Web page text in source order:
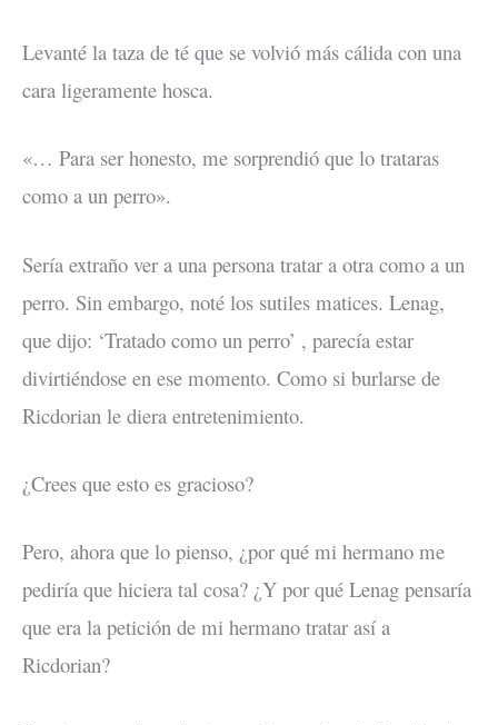
Levanté la taza de té que se volvió más cálida con una
cara ligeramente hosca.
«… Para ser honesto, me sorprendió que lo trataras
como a un perro».
Sería extraño ver a una persona tratar a otra como a un
perro. Sin embargo, noté los sutiles matices. Lenag,
que dijo: ‘Tratado como un perro’ , parecía estar
divirtiéndose en ese momento. Como si burlarse de
Ricdorian le diera entretenimiento.
¿Crees que esto es gracioso?
Pero, ahora que lo pienso, ¿por qué mi hermano me
pediría que hiciera tal cosa? ¿Y por qué Lenag pensaría
que era la petición de mi hermano tratar así a
Ricdorian?